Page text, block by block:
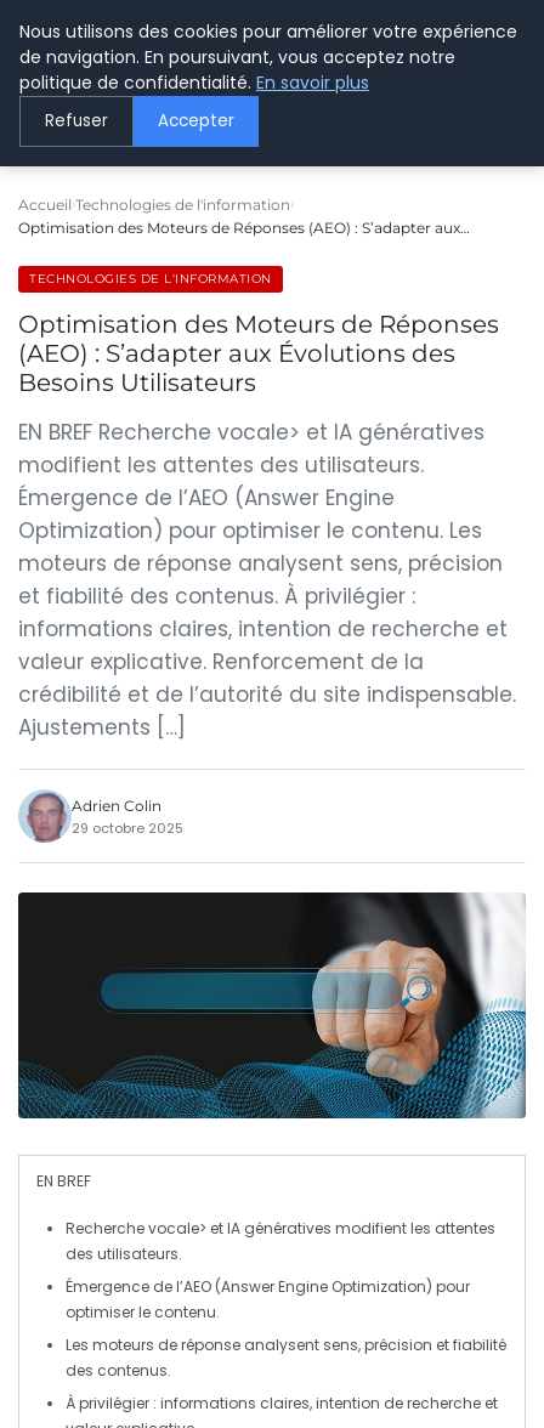
LE WEBMARKETING
Accueil Technologies de l'information
Optimisation des Moteurs de Réponses (AEO) : S’adapter aux…
TECHNOLOGIES DE L'INFORMATION
Optimisation des Moteurs de Réponses
(AEO) : S’adapter aux Évolutions des
Besoins Utilisateurs
EN BREF Recherche vocale> et IA génératives
modifient les attentes des utilisateurs.
Émergence de l’AEO (Answer Engine
Optimization) pour optimiser le contenu. Les
moteurs de réponse analysent sens, précision
et fiabilité des contenus. À privilégier :
informations claires, intention de recherche et
valeur explicative. Renforcement de la
crédibilité et de l’autorité du site indispensable.
Ajustements […]
Adrien Colin
29 octobre 2025
EN BREF
Recherche vocale> etIA génératives modifient les attentes
des utilisateurs.
Émergence de l’AEO (Answer Engine Optimization) pour
optimiser le contenu.
Les moteurs de réponse analysent sens,précision etfiabilité
des contenus.
À privilégier : informations claires,intention de recherche et
Nous utilisons des cookies pour améliorer votre expérience
de navigation. En poursuivant, vous acceptez notre
politique de confidentialité. En savoir plus
Refuser Accepter